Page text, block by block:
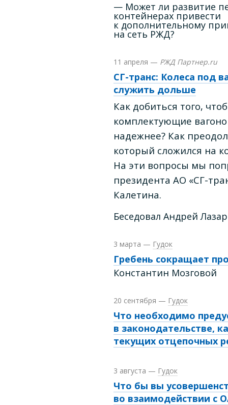
— Может ли развитие
контейнерах привести
к дополнительному
на сеть РЖД?
11 апреля — РЖД Партнер.ru
СГ-транс: Колеса под
служить дольше
Как добиться того,
комплектующие
надежнее? Как
который сложился на
На эти вопросы мы
президента АО «СГ-
Калетина.
Беседовал Андрей
3 марта — Гудок
Гребень сокращает
Константин Мозговой
20 сентября — Гудок
Что необходимо
в законодательстве,
текущих отцепочных
3 августа — Гудок
Что бы вы
во взаимодействии с